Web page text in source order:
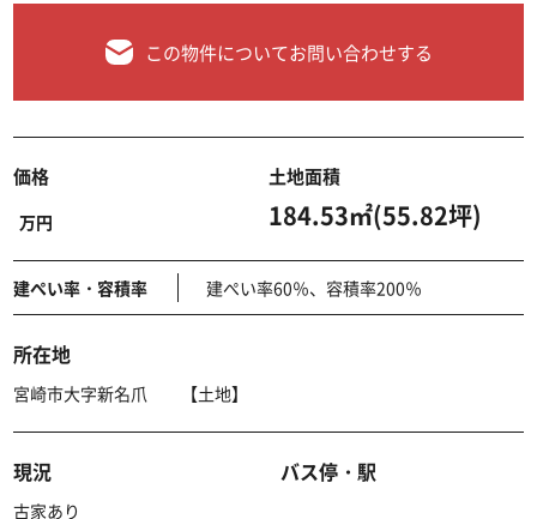
この物件についてお問い合わせする
価格
万円
土地面積
184.53㎡(55.82坪)
建ぺい率・容積率 建ぺい率60％、容積率200％
所在地
宮崎市大字新名爪 【土地】
現況
古家あり
バス停・駅